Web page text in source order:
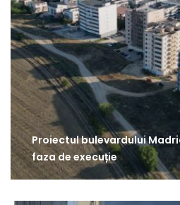
Proiectul bulevardului
faza de execuție